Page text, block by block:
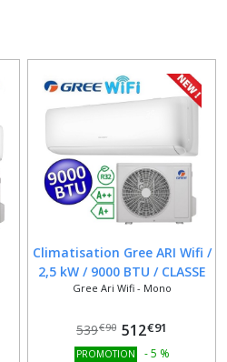
Climatisation Gree ARI Wifi /
2,5 kW / 9000 BTU / CLASSE
A++ / A+
Gree Ari Wifi - Mono
539€90 512€91
PROMOTION - 5 %